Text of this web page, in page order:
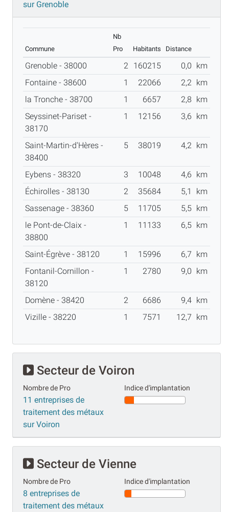
sur Grenoble
Commune
Nb
Pro
Habitants Distance
Grenoble - 38000 2 160215 0,0 km
Fontaine - 38600
1 22066 2,2 km
la Tronche - 38700
1 6657 2,8 km
Seyssinet-Pariset -
38170
1 12156 3,6 km
Saint-Martin-d'Hères -
38400
5 38019 4,2 km
Eybens - 38320 3 10048 4,6 km
Échirolles - 38130
2 35684 5,1
km
Sassenage - 38360
5 11705 5,5 km
le Pont-de-Claix -
38800
1 11133 6,5 km
Saint-Égrève - 38120 1 15996 6,7 km
Fontanil-Cornillon -
38120
1 2780 9,0 km
Domène - 38420 2 6686 9,4 km
Vizille - 38220
1 7571 12,7 km
Secteur de Voiron
Nombre de Pro
11 entreprises de
traitement des métaux
sur Voiron
Indice d'implantation
Secteur de Vienne
Nombre de Pro
8 entreprises de
traitement des métaux
Indice d'implantation